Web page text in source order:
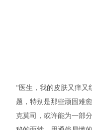
“医生，我的皮肤又痒又
题，特别是那些顽固难
克莫司，或许能为一部